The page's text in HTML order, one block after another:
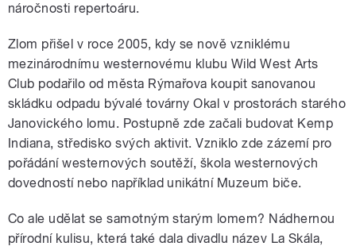
náročnosti repertoáru.
Zlom přišel v roce 2005, kdy se nově vzniklému
mezinárodnímu westernovému klubu Wild West Arts
Club podařilo od města Rýmařova koupit sanovanou
skládku odpadu bývalé továrny Okal v prostorách starého
Janovického lomu. Postupně zde začali budovat Kemp
Indiana, středisko svých aktivit. Vzniklo zde zázemí pro
pořádání westernových soutěží, škola westernových
dovedností nebo například unikátní Muzeum biče.
Co ale udělat se samotným starým lomem? Nádhernou
přírodní kulisu, která také dala divadlu název La Skála,